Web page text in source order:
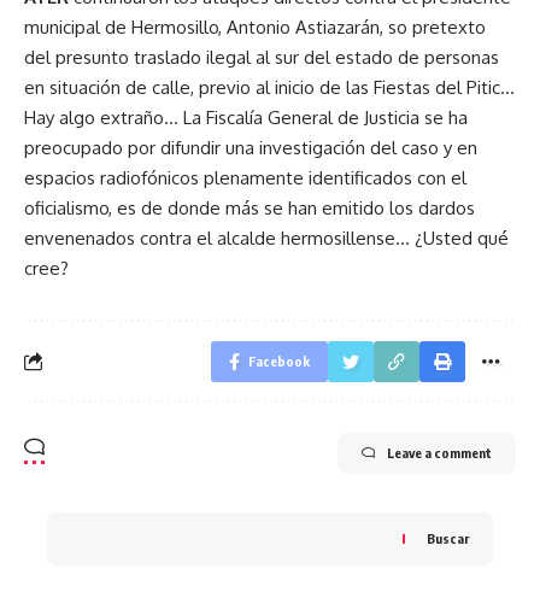
municipal de Hermosillo, Antonio Astiazarán, so pretexto
del presunto traslado ilegal al sur del estado de personas
en situación de calle, previo al inicio de las Fiestas del Pitic…
Hay algo extraño… La Fiscalía General de Justicia se ha
preocupado por difundir una investigación del caso y en
espacios radiofónicos plenamente identificados con el
oficialismo, es de donde más se han emitido los dardos
envenenados contra el alcalde hermosillense… ¿Usted qué
cree?
Facebook
Leave a comment
Buscar